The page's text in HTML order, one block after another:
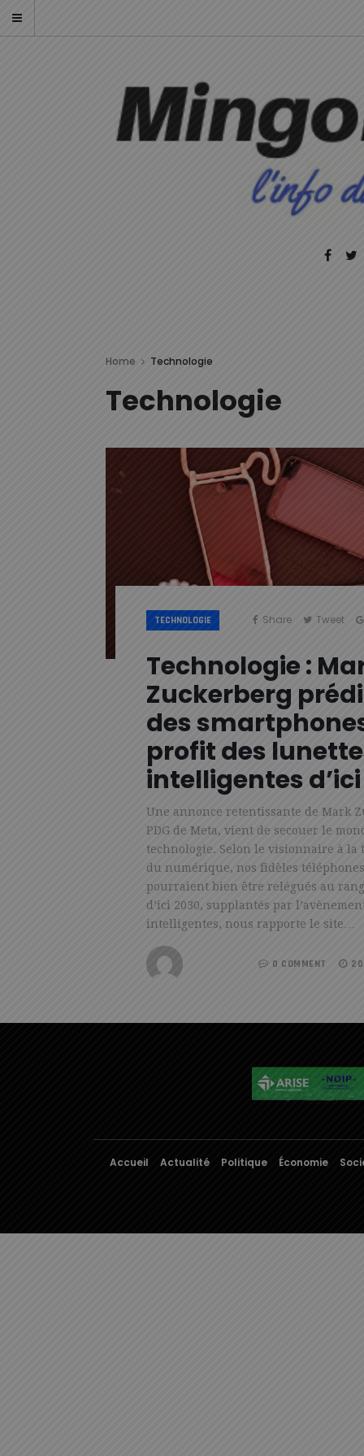
Home Technologie
Technologie
TECHNOLOGIE Share Tweet
Technologie :
Zuckerberg
des
profit des
intelligentes d’ici
Une annonce retentissante de Mark
PDG de Meta, vient de secouer le
technologie. Selon le visionnaire à la
du numérique, nos fidèles
pourraient bien être relégués au
d’ici 2030, supplantés par
intelligentes, nous rapporte le site…
0 COMMENT
Accueil Actualité Politique Économie